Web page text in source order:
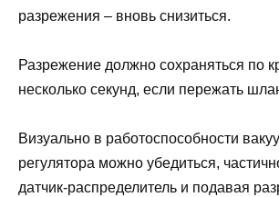
разрежения – вновь снизиться.
Разрежение должно сохраняться по
несколько секунд, если пережать
Визуально в работоспособности
регулятора можно убедиться,
датчик-распределитель и подавая